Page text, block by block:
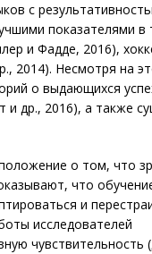
с
показателями в
и Фадде, 2016),
2014). Несмотря на
о выдающихся
и др., 2016), а также
о том, что
что
и
исследователей
чувствительность